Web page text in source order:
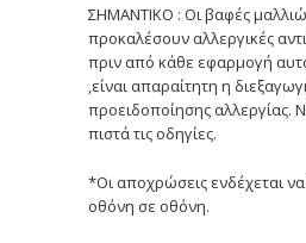
ΣΗΜΑΝΤΙΚΟ : Οι βαφές
προκαλέσουν αλλεργικές
πριν από κάθε εφαρμογή
,είναι απαραίτητη η
προειδοποίησης αλλεργίας.
πιστά τις οδηγίες.
*Οι αποχρώσεις ενδέχεται
οθόνη σε οθόνη.